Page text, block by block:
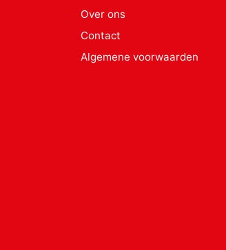
Over ons
Contact
Algemene voorwaarden